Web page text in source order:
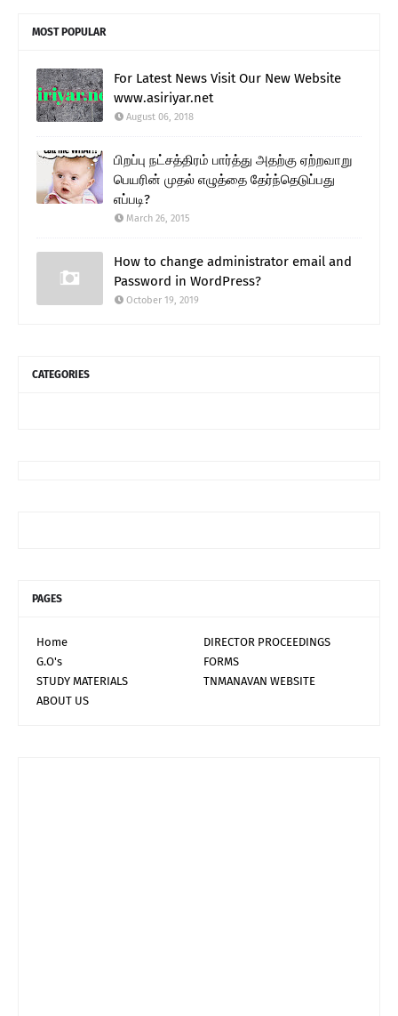
MOST POPULAR
For Latest News Visit Our New Website
www.asiriyar.net
August 06, 2018
பிறப்பு நட்சத்திரம் பார்த்து அதற்கு ஏற்றவாறு
பெயரின் முதல் எழுத்தை தேர்ந்தெடுப்பது
எப்படி?
March 26, 2015
How to change administrator email and
Password in WordPress?
October 19, 2019
CATEGORIES
PAGES
Home
DIRECTOR PROCEEDINGS
G.O's
FORMS
STUDY MATERIALS
TNMANAVAN WEBSITE
ABOUT US